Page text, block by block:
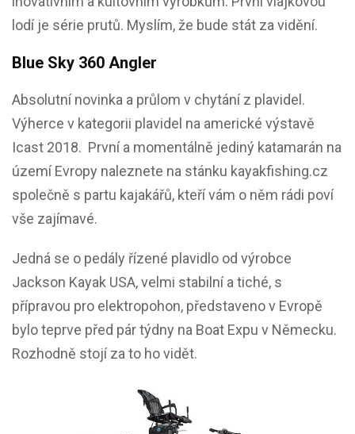
lodí je série prutů. Myslím, že bude stát za vidění.
Blue Sky 360 Angler
Absolutní novinka a průlom v chytání z plavidel.
Výherce v kategorii plavidel na americké výstavě
Icast 2018. První a momentálně jediný katamarán na
území Evropy naleznete na stánku kayakfishing.cz
společně s partu kajakářů, kteří vám o něm rádi poví
vše zajímavé.
Jedná se o pedály řízené plavidlo od výrobce
Jackson Kayak USA, velmi stabilní a tiché, s
přípravou pro elektropohon, představeno v Evropě
bylo teprve před pár týdny na Boat Expu v Německu.
Rozhodně stojí za to ho vidět.